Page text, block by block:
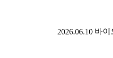
2026.06.10 바이